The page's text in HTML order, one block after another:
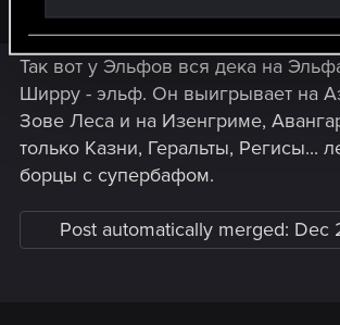
Так вот у Эльфов вся дека на
Ширру - эльф. Он выигрывает на
Зове Леса и на Изенгриме,
только Казни, Геральты, Регисы...
борцы с супербафом.
Post automatically merged: Dec